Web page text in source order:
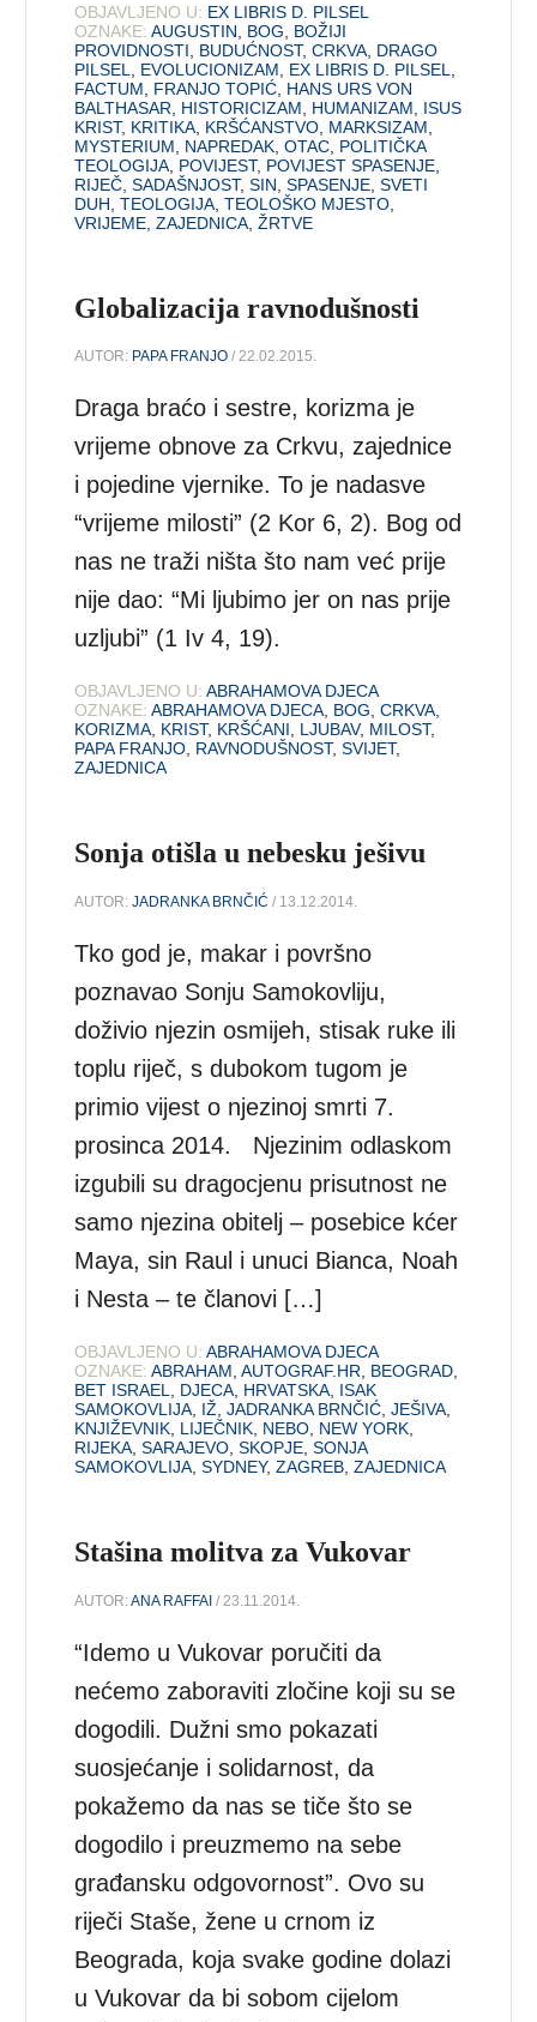
OBJAVLJENO U: EX LIBRIS D. PILSEL
OZNAKE: AUGUSTIN BOG
BOŽIJI
PROVIDNOSTI
BUDUĆNOST,CRKVA DRAGO
PILSEL
EVOLUCIONIZAM EX LIBRIS D. PILSEL
FACTUM
FRANJO TOPIĆ HANS URS VON
BALTHASAR
HISTORICIZAM HUMANIZAM
ISUS
KRIST, KRITIKA KRŠĆANSTVO MARKSIZAM
MYSTERIUM
NAPREDAK ,OTAC POLITIČKA
TEOLOGIJA POVIJEST, POVIJEST SPASENJE
RIJEČ ,SADAŠNJOST,SIN ,SPASENJE ,SVETI
DUH ,TEOLOGIJA ,TEOLOŠKO MJESTO
VRIJEME ,ZAJEDNICA ,ŽRTVE
Globalizacija ravnodušnosti
AUTOR: PAPA FRANJO / 22.02.2015.
Draga braćo i sestre, korizma je
vrijeme obnove za Crkvu, zajednice
i pojedine vjernike. To je nadasve
“vrijeme milosti” (2 Kor 6, 2). Bog od
nas ne traži ništa što nam već prije
nije dao: “Mi ljubimo jer on nas prije
uzljubi” (1 Iv 4, 19).
OBJAVLJENO U: ABRAHAMOVA DJECA
OZNAKE: ABRAHAMOVA DJECA, BOG,CRKVA,
KORIZMA, KRIST, KRŠĆANI, LJUBAV, MILOST,
PAPA FRANJO, RAVNODUŠNOST,SVIJET,
ZAJEDNICA
Sonja otišla u nebesku ješivu
AUTOR:JADRANKA BRNČIĆ / 13.12.2014.
Tko god je, makar i površno
poznavao Sonju Samokovliju,
doživio njezin osmijeh, stisak ruke ili
toplu riječ, s dubokom tugom je
primio vijest o njezinoj smrti 7.
prosinca 2014. Njezinim odlaskom
izgubili su dragocjenu prisutnost ne
samo njezina obitelj – posebice kćer
Maya, sin Raul i unuci Bianca, Noah
i Nesta – te članovi […]
OBJAVLJENO U: ABRAHAMOVA DJECA
OZNAKE: ABRAHAM,AUTOGRAF.HR, BEOGRAD,
BET ISRAEL, DJECA, HRVATSKA, ISAK
SAMOKOVLIJA, IŽ,JADRANKA BRNČIĆ,JEŠIVA,
KNJIŽEVNIK, LIJEČNIK, NEBO, NEW YORK,
RIJEKA,SARAJEVO,SKOPJE,SONJA
SAMOKOVLIJA,SYDNEY,ZAGREB,ZAJEDNICA
Stašina molitva za Vukovar
AUTOR:ANA RAFFAI / 23.11.2014.
“Idemo u Vukovar poručiti da
nećemo zaboraviti zločine koji su se
dogodili. Dužni smo pokazati
suosjećanje i solidarnost, da
pokažemo da nas se tiče što se
dogodilo i preuzmemo na sebe
građansku odgovornost”. Ovo su
riječi Staše, žene u crnom iz
Beograda, koja svake godine dolazi
u Vukovar da bi sobom cijelom